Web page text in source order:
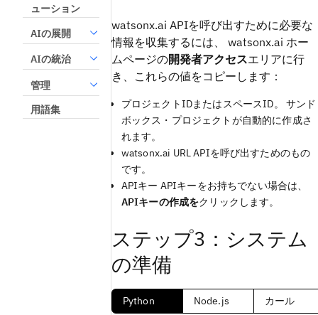
ューション
AIの展開
AIの統治
管理
用語集
watsonx.ai APIを呼び出すために必要な
情報を収集するには、 watsonx.ai ホー
ムページの開発者アクセスエリアに行
き、これらの値をコピーします：
プロジェクトIDまたはスペースID。 サンド
ボックス・プロジェクトが自動的に作成さ
れます。
watsonx.ai URL APIを呼び出すためのもの
です。
APIキー APIキーをお持ちでない場合は、
APIキーの作成をクリックします。
ステップ3：システム
の準備
セットアップ手順の言語を選択してください
Python Node.js カール